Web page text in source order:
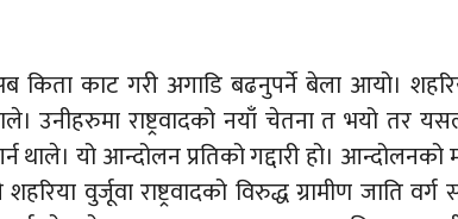
किता काट गरी अगाडि बढनुपर्ने बेला आयो।
उनीहरुमा राष्ट्रवादको नयाँ चेतना त भयो तर
थाले। यो आन्दोलन प्रतिको गद्दारी हो। आन्दोलनको
वुर्जूवा राष्ट्रवादको विरुद्ध ग्रामीण जाति